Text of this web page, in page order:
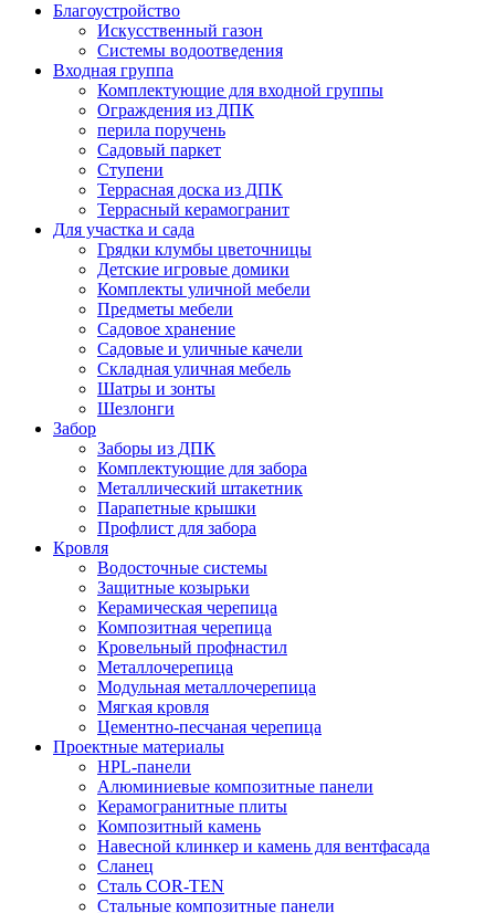
Благоустройство
Искусственный газон
Системы водоотведения
Входная группа
Комплектующие для входной группы
Ограждения из ДПК
перила поручень
Садовый паркет
Ступени
Террасная доска из ДПК
Террасный керамогранит
Для участка и сада
Грядки клумбы цветочницы
Детские игровые домики
Комплекты уличной мебели
Предметы мебели
Садовое хранение
Садовые и уличные качели
Складная уличная мебель
Шатры и зонты
Шезлонги
Забор
Заборы из ДПК
Комплектующие для забора
Металлический штакетник
Парапетные крышки
Профлист для забора
Кровля
Водосточные системы
Защитные козырьки
Керамическая черепица
Композитная черепица
Кровельный профнастил
Металлочерепица
Модульная металлочерепица
Мягкая кровля
Цементно-песчаная черепица
Проектные материалы
HPL-панели
Алюминиевые композитные панели
Керамогранитные плиты
Композитный камень
Навесной клинкер и камень для вентфасада
Сланец
Сталь COR-TEN
Стальные композитные панели